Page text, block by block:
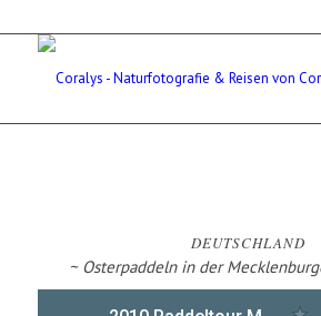
DEUTSCHLAND
~ Osterpaddeln in der